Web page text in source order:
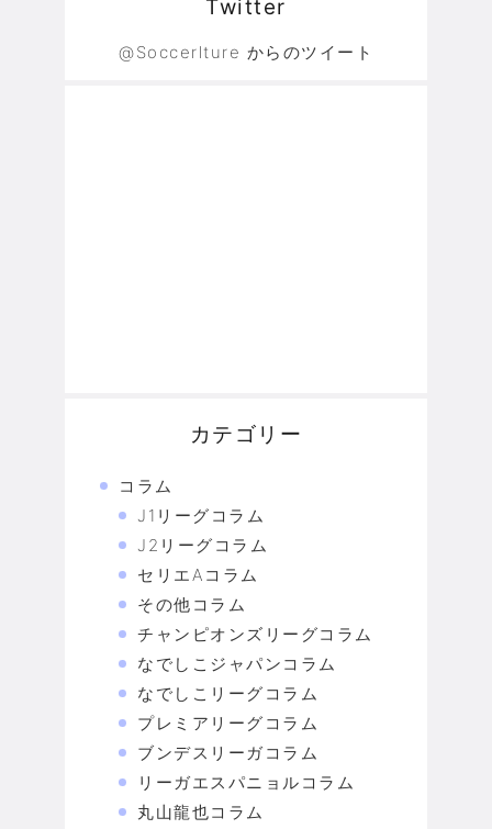
Twitter
@Soccerlture からのツイート
カテゴリー
コラム
J1リーグコラム
J2リーグコラム
セリエAコラム
その他コラム
チャンピオンズリーグコラム
なでしこジャパンコラム
なでしこリーグコラム
プレミアリーグコラム
ブンデスリーガコラム
リーガエスパニョルコラム
丸山龍也コラム